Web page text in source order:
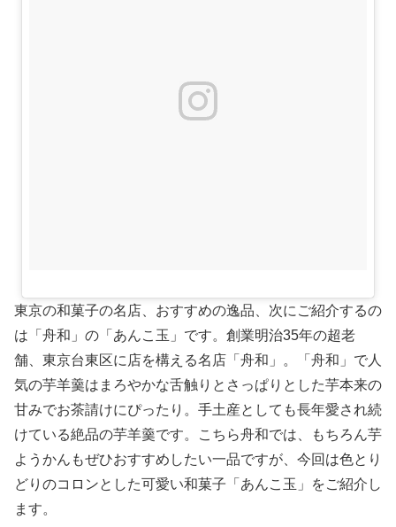
東京の和菓子の名店、おすすめの逸品、次にご紹介するの
は「舟和」の「あんこ玉」です。創業明治35年の超老
舗、東京台東区に店を構える名店「舟和」。「舟和」で人
気の芋羊羹はまろやかな舌触りとさっぱりとした芋本来の
甘みでお茶請けにぴったり。手土産としても長年愛され続
けている絶品の芋羊羹です。こちら舟和では、もちろん芋
ようかんもぜひおすすめしたい一品ですが、今回は色とり
どりのコロンとした可愛い和菓子「あんこ玉」をご紹介し
ます。